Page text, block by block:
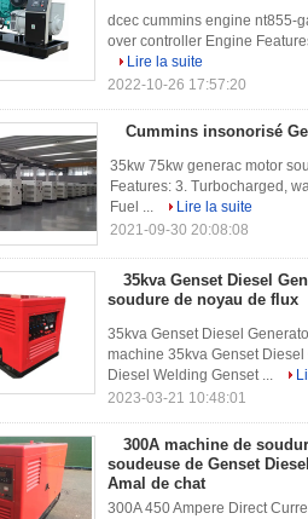
dcec cummins engine nt855-
over controller Engine
Lire la suite
2022-10-26 17:57:20
Cummins insonorisé
35kw 75kw generac motor
Features: 3. Turbocharged,
Fuel ...
Lire la suite
2021-09-30 20:08:08
35kva Genset Diesel
soudure de noyau de flux
35kva Genset Diesel
machine 35kva Genset
Diesel Welding Genset ...
2023-03-21 10:48:01
300A machine de
soudeuse de Genset
Amal de chat
300A 450 Ampere Direct